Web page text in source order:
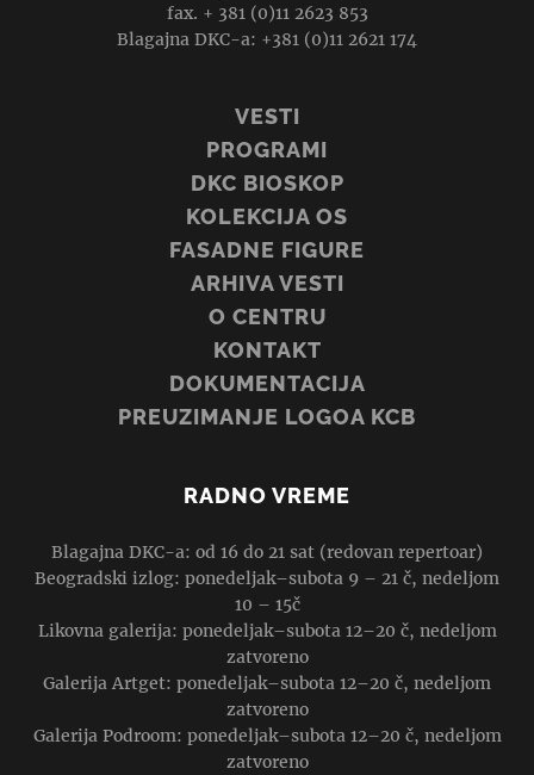
fax. + 381 (0)11 2623 853
Blagajna DKC-a: +381 (0)11 2621 174
VESTI
PROGRAMI
DKC BIOSKOP
KOLEKCIJA OS
FASADNE FIGURE
ARHIVA VESTI
O CENTRU
KONTAKT
DOKUMENTACIJA
PREUZIMANJE LOGOA KCB
RADNO VREME
Blagajna DKC-a: od 16 do 21 sat (redovan repertoar)
Beogradski izlog: ponedeljak–subota 9 – 21 č, nedeljom
10 – 15č
Likovna galerija: ponedeljak–subota 12–20 č, nedeljom
zatvoreno
Galerija Artget: ponedeljak–subota 12–20 č, nedeljom
zatvoreno
Galerija Podroom: ponedeljak–subota 12–20 č, nedeljom
zatvoreno